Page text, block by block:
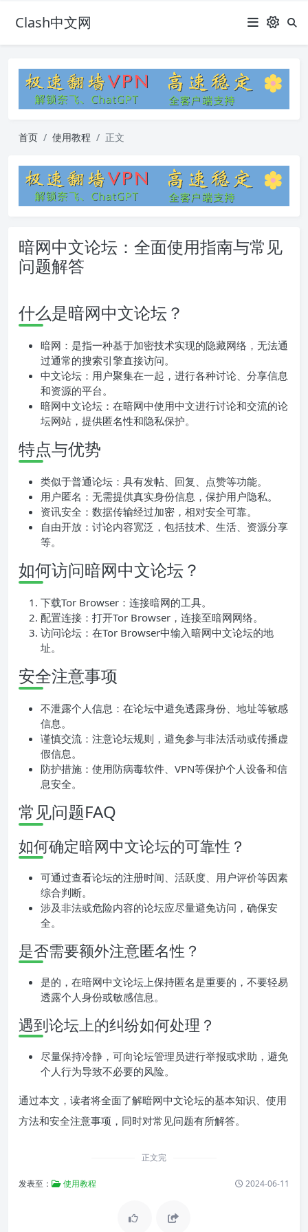
Clash中文网
首页 使用教程 正文
暗网中文论坛：全面使用指南与常见
问题解答
什么是暗网中文论坛？
暗网：是指一种基于加密技术实现的隐藏网络，无法通
过通常的搜索引擎直接访问。
中文论坛：用户聚集在一起，进行各种讨论、分享信息
和资源的平台。
暗网中文论坛：在暗网中使用中文进行讨论和交流的论
坛网站，提供匿名性和隐私保护。
特点与优势
类似于普通论坛：具有发帖、回复、点赞等功能。
用户匿名：无需提供真实身份信息，保护用户隐私。
资讯安全：数据传输经过加密，相对安全可靠。
自由开放：讨论内容宽泛，包括技术、生活、资源分享
等。
如何访问暗网中文论坛？
下载Tor Browser：连接暗网的工具。
配置连接：打开Tor Browser，连接至暗网网络。
访问论坛：在Tor Browser中输入暗网中文论坛的地
址。
安全注意事项
不泄露个人信息：在论坛中避免透露身份、地址等敏感
信息。
谨慎交流：注意论坛规则，避免参与非法活动或传播虚
假信息。
防护措施：使用防病毒软件、VPN等保护个人设备和信
息安全。
常见问题FAQ
如何确定暗网中文论坛的可靠性？
可通过查看论坛的注册时间、活跃度、用户评价等因素
综合判断。
涉及非法或危险内容的论坛应尽量避免访问，确保安
全。
是否需要额外注意匿名性？
是的，在暗网中文论坛上保持匿名是重要的，不要轻易
透露个人身份或敏感信息。
遇到论坛上的纠纷如何处理？
尽量保持冷静，可向论坛管理员进行举报或求助，避免
个人行为导致不必要的风险。
通过本文，读者将全面了解暗网中文论坛的基本知识、使用
方法和安全注意事项，同时对常见问题有所解答。
正文完
发表至： 使用教程 2024-06-11